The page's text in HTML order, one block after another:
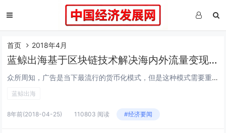
首页 2018年4月
蓝鲸出海基于区块链技术解决海内外流量变现的难题
众所周知，广告是当下最流行的货币化模式，但是这种模式需要重新审视一番。未来几年，应用内广告将成为移动增长的主要驱动力，且结合区块链技术后，力争开拓一个全新的广告平台市场。移动应用市场规模大，广告收入成主要增长点Statista数据称：202...
蓝鲸出海
8年前(2018-04-25) 110803 阅读 #经济要闻